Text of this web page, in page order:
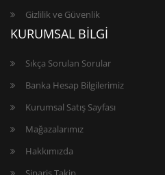
Gizlilik ve Güvenlik
KURUMSAL BİLGİ
Sıkça Sorulan Sorular
Banka Hesap Bilgilerimiz
Kurumsal Satış Sayfası
Mağazalarımız
Hakkımızda